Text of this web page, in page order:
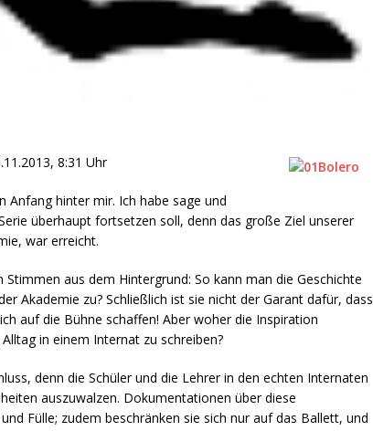
8:31 Uhr
Anfang hinter mir. Ich habe sage und
überhaupt fortsetzen soll, denn das große Ziel unserer
war erreicht.
aus dem Hintergrund: So kann man die Geschichte
Akademie zu? Schließlich ist sie nicht der Garant dafür, dass
auf die Bühne schaffen! Aber woher die Inspiration
in einem Internat zu schreiben?
denn die Schüler und die Lehrer in den echten Internaten
auszuwalzen. Dokumentationen über diese
Fülle; zudem beschränken sie sich nur auf das Ballett, und